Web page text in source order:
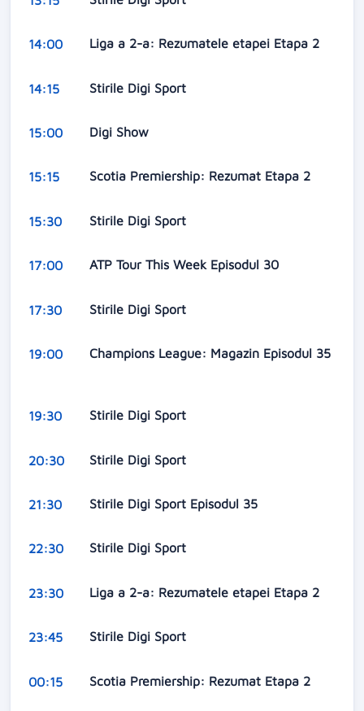
14:00 Liga a 2-a: Rezumatele etapei Etapa 2
14:15 Stirile Digi Sport
15:00 Digi Show
15:15 Scotia Premiership: Rezumat Etapa 2
15:30 Stirile Digi Sport
17:00 ATP Tour This Week Episodul 30
17:30 Stirile Digi Sport
19:00 Champions League: Magazin Episodul 35
19:30 Stirile Digi Sport
20:30 Stirile Digi Sport
21:30 Stirile Digi Sport Episodul 35
22:30 Stirile Digi Sport
23:30 Liga a 2-a: Rezumatele etapei Etapa 2
23:45 Stirile Digi Sport
00:15 Scotia Premiership: Rezumat Etapa 2